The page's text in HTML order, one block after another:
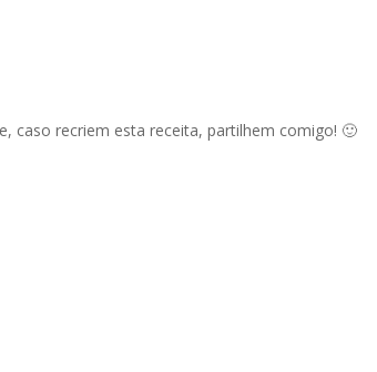
caso recriem esta receita, partilhem comigo! 🙂